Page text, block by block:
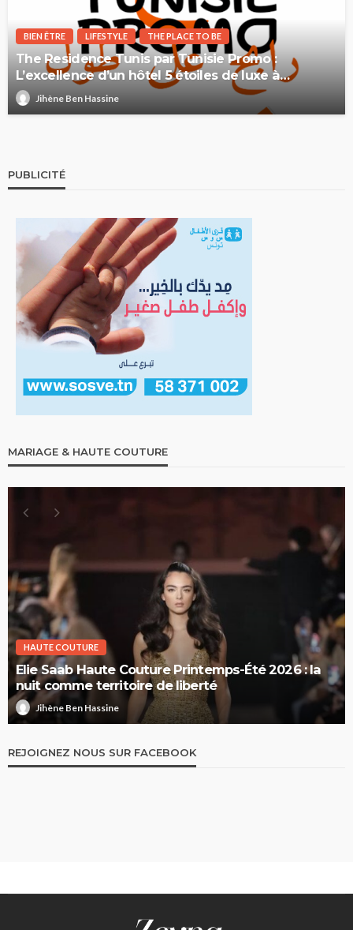
BIEN ÊTRE LIFESTYLE THE PLACE TO BE
The Residence Tunis par Tunisie Promo :
L’excellence d’un hôtel 5 étoiles de luxe à
Gammarth
Jihène Ben Hassine
PUBLICITÉ
MARIAGE & HAUTE COUTURE
HAUTE COUTURE
Elie Saab Haute Couture Printemps-Été 2026 : la
nuit comme territoire de liberté
Jihène Ben Hassine
REJOIGNEZ NOUS SUR FACEBOOK